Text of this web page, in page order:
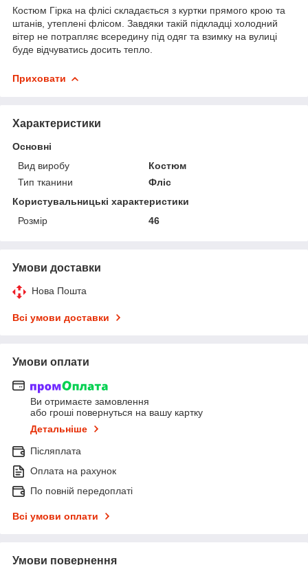
Костюм Гірка на флісі складається з куртки прямого крою та
штанів, утеплені флісом. Завдяки такій підкладці холодний
вітер не потрапляє всередину під одяг та взимку на вулиці
буде відчуватись досить тепло.
Приховати
Характеристики
Основні
Вид виробу
Костюм
Тип тканини
Фліс
Користувальницькі характеристики
Розмір
46
Умови доставки
Нова Пошта
Всі умови доставки
Умови оплати
Ви отримаєте замовлення
або гроші повернуться на вашу картку
Детальніше
Післяплата
Оплата на рахунок
По повній передоплаті
Всі умови оплати
Умови повернення